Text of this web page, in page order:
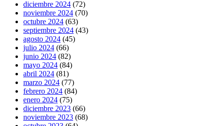
diciembre 2024 (72)
noviembre 2024 (70)
octubre 2024 (63)
septiembre 2024 (43)
agosto 2024 (45)
julio 2024 (66)
junio 2024 (82)
mayo 2024 (84)
abril 2024 (81)
marzo 2024 (77)
febrero 2024 (84)
enero 2024 (75)
diciembre 2023 (66)
noviembre 2023 (68)